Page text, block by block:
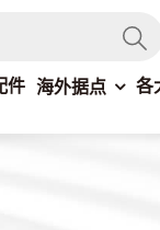
件 海外据点 各